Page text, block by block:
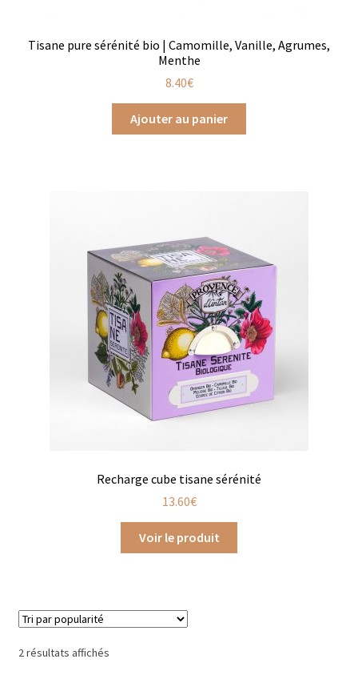
Petites bougies Durance
Diffuseurs de parfum
Savons solides et liquides
Savons liquides et recharges
Shampoings et savons solides
Trousses de toilette
Boissons alcoolisées
Coffrets boissons alcoolisées
Rhums arrangés
Boutique du Grenier de Marie et Anaïs
Tisane pure sérénité bio | Camomille, Vanille, Agrumes,
Menthe
8.40€
Ajouter au panier
Recharge cube tisane sérénité
13.60€
Voir le produit
2 résultats affichésTrié